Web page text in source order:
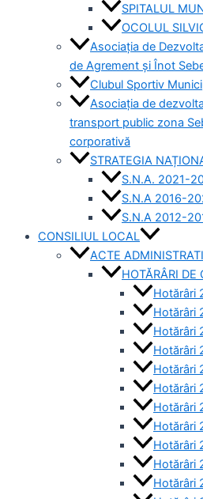
SPITALUL
OCOLUL
Asociația de
de Agrement și Înot
Clubul Sportiv
Asociația de
transport public zona
corporativă
STRATEGIA
S.N.A. 2021-
S.N.A 2016-
S.N.A 2012-
CONSILIUL LOCAL
ACTE
HOTĂRÂRI DE
Hotărâri
Hotărâri
Hotărâri
Hotărâri
Hotărâri
Hotărâri
Hotărâri
Hotărâri
Hotărâri
Hotărâri
Hotărâri